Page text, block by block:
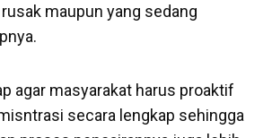
maupun yang sedang
agar masyarakat harus proaktif
secara lengkap sehingga